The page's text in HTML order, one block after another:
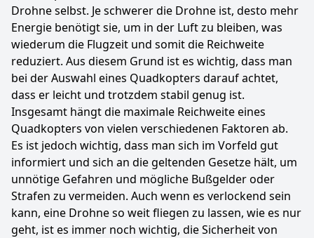
Drohne selbst. Je schwerer die Drohne ist, desto mehr
Energie benötigt sie, um in der Luft zu bleiben, was
wiederum die Flugzeit und somit die Reichweite
reduziert. Aus diesem Grund ist es wichtig, dass man
bei der Auswahl eines Quadkopters darauf achtet,
dass er leicht und trotzdem stabil genug ist.
Insgesamt hängt die maximale Reichweite eines
Quadkopters von vielen verschiedenen Faktoren ab.
Es ist jedoch wichtig, dass man sich im Vorfeld gut
informiert und sich an die geltenden Gesetze hält, um
unnötige Gefahren und mögliche Bußgelder oder
Strafen zu vermeiden. Auch wenn es verlockend sein
kann, eine Drohne so weit fliegen zu lassen, wie es nur
geht, ist es immer noch wichtig, die Sicherheit von